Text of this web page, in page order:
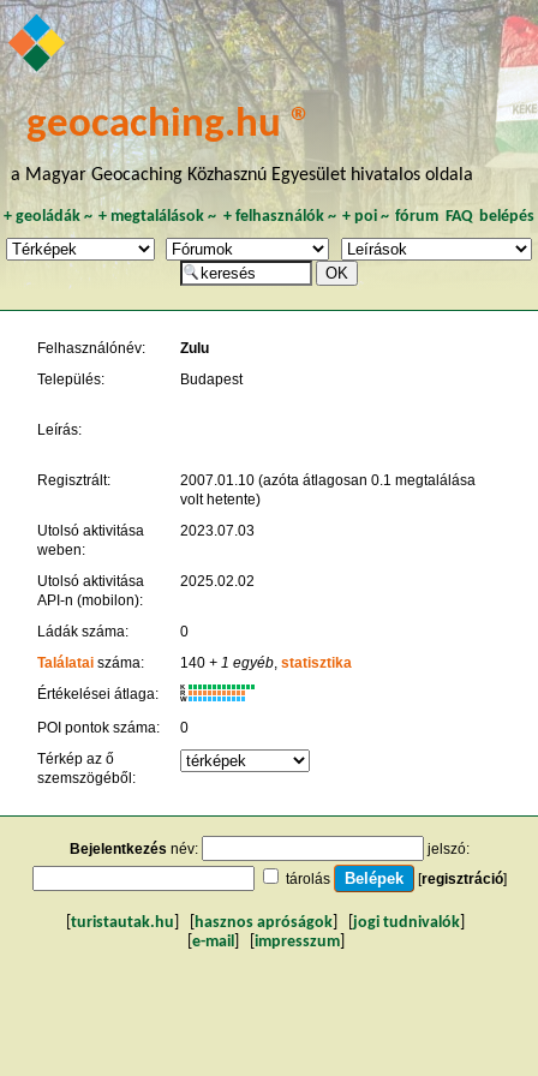
geocaching.hu ®
a Magyar Geocaching Közhasznú Egyesület hivatalos oldala
+ geoládák~ +megtalálások ~ + felhasználók~ + poi~ fórum FAQ belépés
Felhasználónév:
Zulu
Település:
Budapest
Leírás:
Regisztrált:
2007.01.10 (azóta átlagosan 0.1 megtalálása
volt hetente)
Utolsó aktivitása
weben:
2023.07.03
Utolsó aktivitása
API-n (mobilon):
2025.02.02
Ládák száma:
0
Találataiszáma: 140+ 1 egyéb, statisztika
Értékelései átlaga:
K
R
W
POI pontok száma:
0
Térkép az ő
szemszögéből:
Bejelentkezés név:
jelszó:
tárolás
[regisztráció]
turistautak.hu hasznos apróságok jogi tudnivalók
e-mail impresszum]